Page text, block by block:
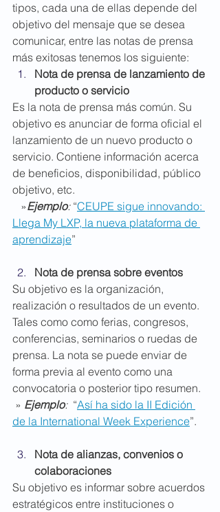
tipos, cada una de ellas depende del
objetivo del mensaje que se desea
comunicar, entre las notas de prensa
más exitosas tenemos los siguiente:
Nota de prensa de lanzamiento de
producto o servicio
Es la nota de prensa más común. Su
objetivo es anunciar de forma oficial el
lanzamiento de un nuevo producto o
servicio. Contiene información acerca
de beneficios, disponibilidad, público
objetivo, etc.
»Ejemplo: “CEUPE sigue innovando:
Llega My LXP, la nueva plataforma de
aprendizaje”
Nota de prensa sobre eventos
Su objetivo es la organización,
realización o resultados de un evento.
Tales como como ferias, congresos,
conferencias, seminarios o ruedas de
prensa. La nota se puede enviar de
forma previa al evento como una
convocatoria o posterior tipo resumen.
» Ejemplo: “Así ha sido la II Edición
de la International Week Experience”.
Nota de alianzas, convenios o
colaboraciones
Su objetivo es informar sobre acuerdos
estratégicos entre instituciones o